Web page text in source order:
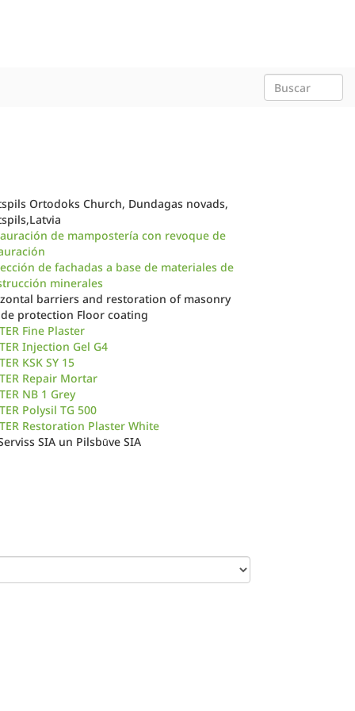
Ortodoks Church, Dundagas novads,
de mampostería con revoque de
de fachadas a base de materiales de
minerales
barriers and restoration of masonry
protection Floor coating
Fine Plaster
Injection Gel G4
KSK SY 15
Repair Mortar
NB 1 Grey
Polysil TG 500
Restoration Plaster White
SIA un Pilsbūve SIA